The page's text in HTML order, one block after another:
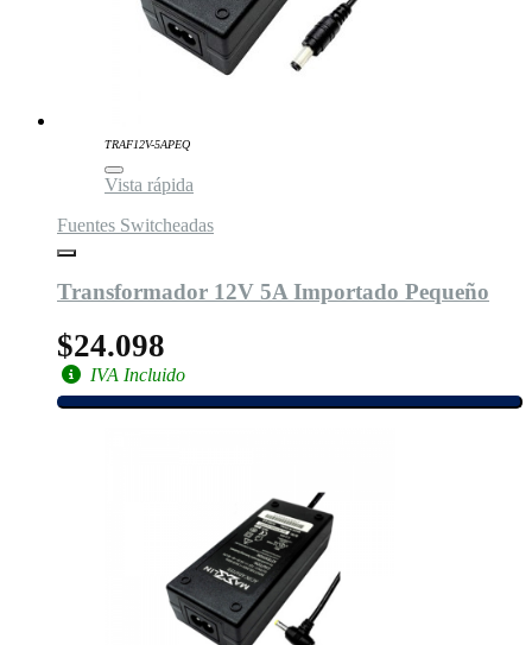
TRAF12V-5APEQ
Vista rápida
Fuentes Switcheadas
Transformador 12V 5A Importado Pequeño
$24.098
IVA Incluido